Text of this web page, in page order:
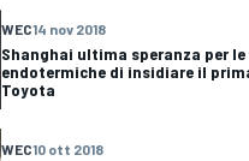
WEC14 nov 2018
Shanghai ultima speranza per
endotermiche di insidiare il
Toyota
WEC10 ott 2018